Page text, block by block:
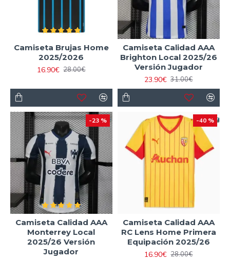
Camiseta Brujas Home
2025/2026
16.90€ 28.00€
Camiseta Calidad AAA
Brighton Local 2025/26
Versión Jugador
23.90€ 31.00€
-23 %
Camiseta Calidad AAA
Monterrey Local
2025/26 Versión
Jugador
-40 %
Camiseta Calidad AAA
RC Lens Home Primera
Equipación 2025/26
16.90€ 28.00€